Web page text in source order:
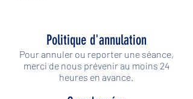
Politique d'annulation
Pour annuler ou reporter une séance,
merci de nous prévenir au moins 24
heures en avance.